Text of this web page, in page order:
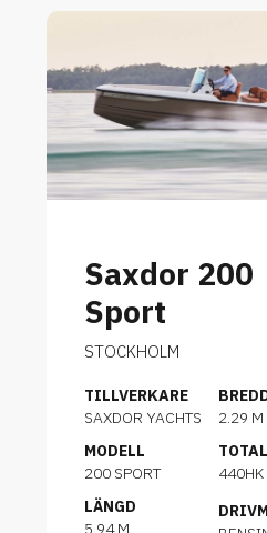
Saxdor 200
Sport
STOCKHOLM
TILLVERKARE
SAXDOR YACHTS
MODELL
200 SPORT
LÄNGD
5.94 M
2.29 M
440HK